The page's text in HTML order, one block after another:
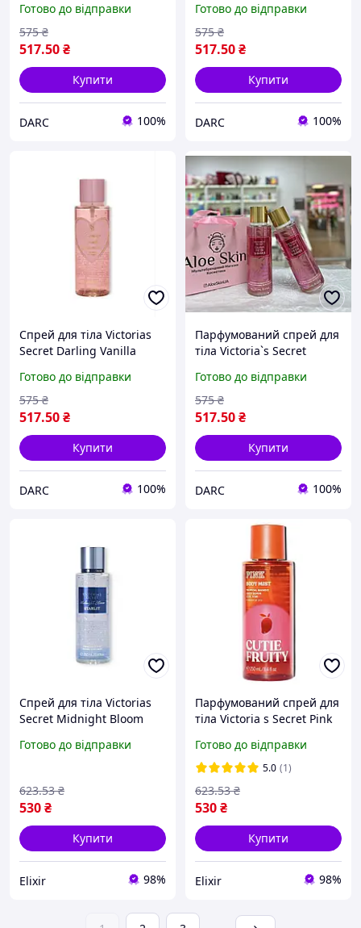
Готово до відправки
517.50₴
575 ₴
Купити
DARC 100%
мл
Готово до відправки
517.50₴
575 ₴
Купити
DARC 100%
Спрей для тіла Victorias
Secret Darling Vanilla
250 мл
Готово до відправки
517.50₴
575 ₴
Купити
DARC 100%
Парфумований спрей для
тіла Victoria`s Secret
Fragrance Mist 250мл
Готово до відправки
517.50₴
575 ₴
Купити
DARC 100%
Спрей для тіла Victorias
Secret Midnight Bloom
мл
Готово до відправки
530₴
623.53 ₴
Купити
Elixir 98%
Парфумований спрей для
тіла Victoria s Secret Pink
Готово до відправки
5.0 (1)
530₴
623.53 ₴
Купити
Elixir 98%